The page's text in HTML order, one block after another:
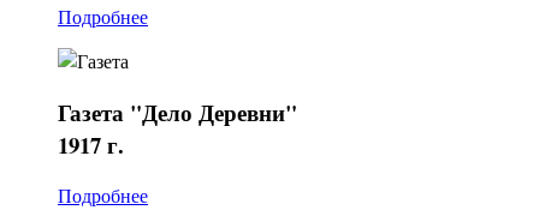
Подробнее
Газета "Дело Деревни"
1917 г.
Подробнее